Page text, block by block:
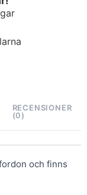
RECENSIONER
(0)
och finns